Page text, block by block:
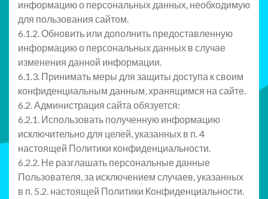
информацию о персональных данных, необходимую
для пользования сайтом.
6.1.2. Обновить или дополнить предоставленную
информацию о персональных данных в случае
изменения данной информации.
6.1.3. Принимать меры для защиты доступа к своим
конфиденциальным данным, хранящимся на сайте.
6.2. Администрация сайта обязуется:
6.2.1. Использовать полученную информацию
исключительно для целей, указанных в п. 4
настоящей Политики конфиденциальности.
6.2.2. Не разглашать персональные данные
Пользователя, за исключением случаев, указанных
в п. 5.2. настоящей Политики Конфиденциальности.